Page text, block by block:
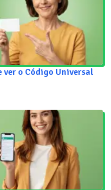
ver o Código Universal